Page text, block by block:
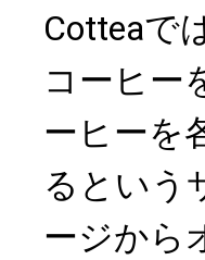
Cotteaで
コーヒー
ーヒーを
るという
ージから